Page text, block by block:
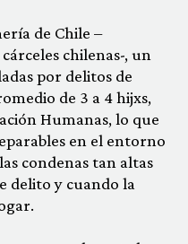
de Chile –
chilenas-, un
por delitos de
de 3 a 4 hijxs,
Humanas, lo que
en el entorno
condenas tan altas
delito y cuando la